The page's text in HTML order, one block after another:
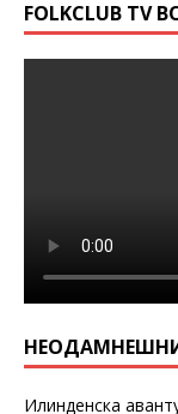
FOLKCLUB TV
Илинденска